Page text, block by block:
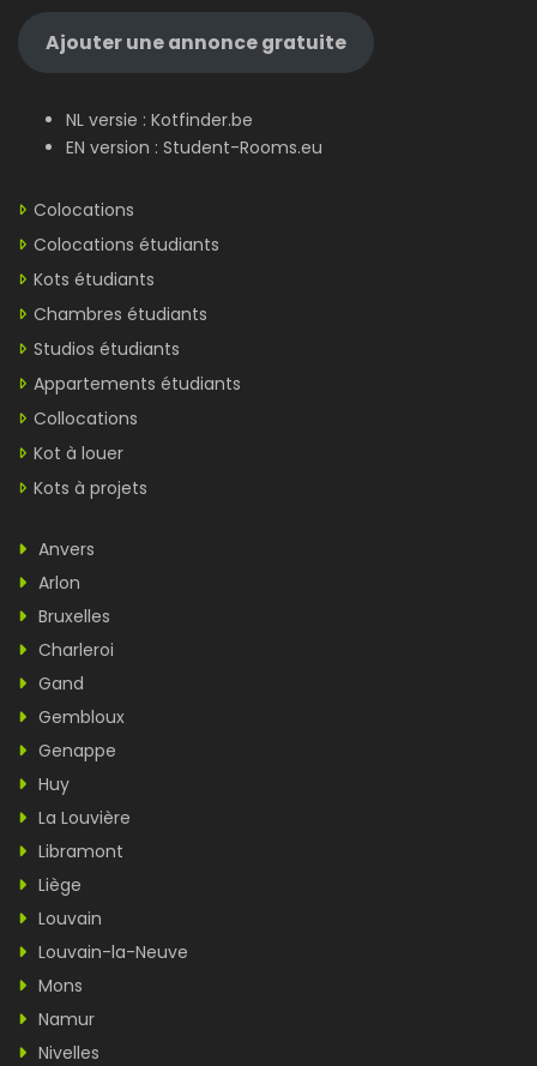
Ajouter une annonce gratuite
NL versie : Kotfinder.be
EN version : Student-Rooms.eu
Colocations
Colocations étudiants
Kots étudiants
Chambres étudiants
Studios étudiants
Appartements étudiants
Collocations
Kot à louer
Kots à projets
Anvers
Arlon
Bruxelles
Charleroi
Gand
Gembloux
Genappe
Huy
La Louvière
Libramont
Liège
Louvain
Louvain-la-Neuve
Mons
Namur
Nivelles